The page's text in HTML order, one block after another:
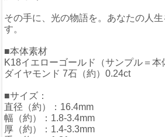
その手に、光の物語を。あなたの人
す。
■本体素材
K18イエローゴールド（サンプル＝本
ダイヤモンド 7石（約）0.24ct
■サイズ：
直径（約）：16.4mm
幅（約）：1.8-3.4mm
厚（約）：1.4-3.3mm